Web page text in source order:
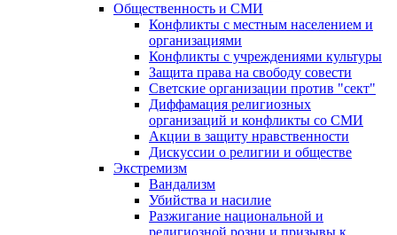
Общественность и СМИ
Конфликты с местным населением и
организациями
Конфликты с учреждениями культуры
Защита права на свободу совести
Светские организации против "сект"
Диффамация религиозных
организаций и конфликты со СМИ
Акции в защиту нравственности
Дискуссии о религии и обществе
Экстремизм
Вандализм
Убийства и насилие
Разжигание национальной и
религиозной розни и призывы к